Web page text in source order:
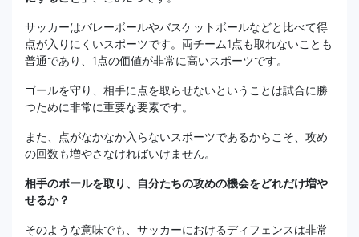
サッカーはバレーボールやバスケットボールなどと比べて得
点が入りにくいスポーツです。両チーム1点も取れないことも
普通であり、1点の価値が非常に高いスポーツです。
ゴールを守り、相手に点を取らせないということは試合に勝
つために非常に重要な要素です。
また、点がなかなか入らないスポーツであるからこそ、攻め
の回数も増やさなければいけません。
相手のボールを取り、自分たちの攻めの機会をどれだけ増や
せるか？
そのような意味でも、サッカーにおけるディフェンスは非常